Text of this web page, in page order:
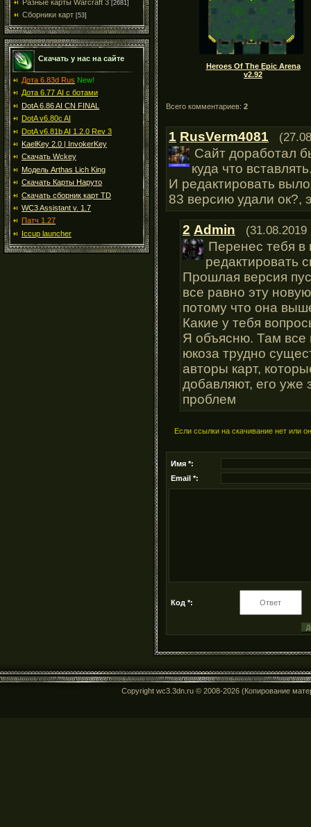
Разные карты Warcraft 3 [2681]
Сборники карт [53]
Скачать у нас на сайте
Дота 6.83d Rus New!
Дота 6.77 AI с ботами
DotA 6.86 AI CN FINAL
DotA v6.80c AI
DotA v6.81b AI 1.2.0 Rev 3
KaelKey 2.0 | InvokerKey
Скачать Wckey
Модель Arthas Lich King
Скачать Карты Наруто
Скачать сборник карт TD
WC3 Assistant v. 1.7
Патч 1.27
Iccup launcher
Heroes Of The Epic Arena
v2.92
Всего комментариев: 2
1 RusVerm4081
Сайт доработал
куда что
И редактировать
83 версию удали ок?,
2 Admin (31.08.2019
Перенес тебя
редактировать
Прошлая версия
все равно эту
потому что она
Какие у тебя
Я объясню. Там все
юкоза трудно
авторы карт,
добавляют, его уже
проблем
Если ссылки на скачивание нет или
Имя *:
Email *:
Код *:
Copyright wc3.3dn.ru © 2008-2026 (Копирование